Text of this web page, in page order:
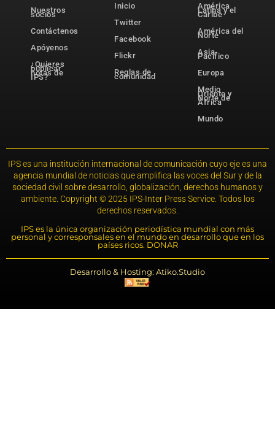
Nuestros
socios
Contáctenos
Apóyenos
¿Quieres
publicar
notas de
IPS?
Inicio
Twitter
Facebook
Flickr
Reglas de
comunidad
América
Latina y el
Caribe
América del
Norte
Asia-
Pacífico
Europa
Medio
Oriente y
Norte de
África
Mundo
IPS es una institución internacional de comunicación cuyo eje es una
agencia mundial de noticias que amplifica las voces del Sur y de la
sociedad civil sobre desarrollo, globalización, derechos humanos y
ambiente. Copyright © 2025 IPS-Inter Press Service. Todos los
derechos reservados.
IPS es la única organización periodística mundial con más
personal y corresponsales en el mundo en desarrollo que en los
países ricos. DONAR
Desarrollo & Hosting: Atiko.Studio